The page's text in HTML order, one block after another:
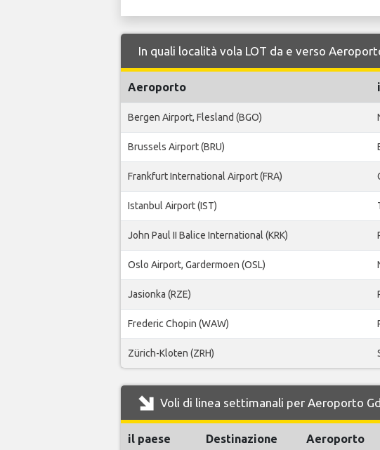
In quali località vola LOT da e verso
Aeroporto
Bergen Airport, Flesland (BGO)
Brussels Airport (BRU)
Frankfurt International Airport (FRA)
Istanbul Airport (IST)
John Paul II Balice International (KRK)
Oslo Airport, Gardermoen (OSL)
Jasionka (RZE)
Frederic Chopin (WAW)
Zürich-Kloten (ZRH)
Voli di linea settimanali per Aeroporto
il paese Destinazione Aeroporto